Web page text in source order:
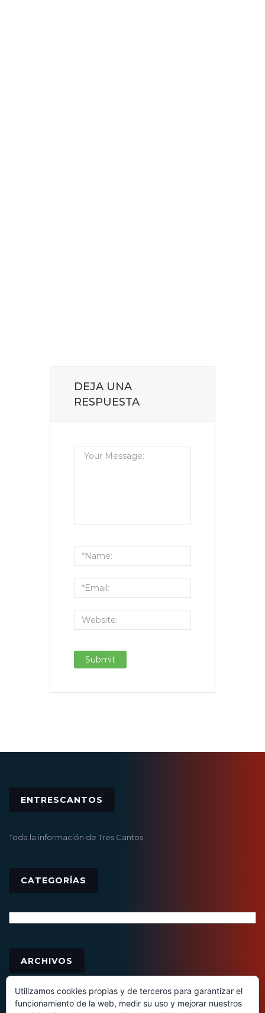
DEJA UNA
RESPUESTA
ENTRESCANTOS
Toda la información de Tres Cantos
CATEGORÍAS
ARCHIVOS
Utilizamos cookies propias y de terceros para garantizar el
funcionamiento de la web, medir su uso y mejorar nuestros